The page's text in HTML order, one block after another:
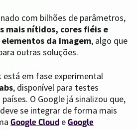
com bilhões de parâmetros,
mais nítidos, cores fiéis e
da imagem, algo que
outras soluções.
está em fase experimental
, disponível para testes
O Google já sinalizou que,
se integrar de forma mais
Google Cloud eGoogle